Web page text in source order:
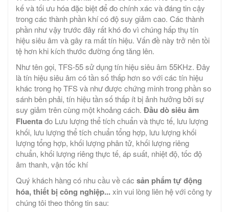
kế và tối ưu hóa đặc biệt để đo chính xác và đáng tin cậy
trong các thành phần khí có độ suy giảm cao. Các thành
phần như vậy trước đây rất khó đo vì chúng hấp thụ tín
hiệu siêu âm và gây ra mất tín hiệu. Vấn đề này trở nên tồi
tệ hơn khi kích thước đường ống tăng lên.
Như tên gọi, TFS-55 sử dụng tín hiệu siêu âm 55KHz. Đây
là tín hiệu siêu âm có tần số thấp hơn so với các tín hiệu
khác trong họ TFS và như được chứng minh trong phần so
sánh bên phải, tín hiệu tần số thấp ít bị ảnh hưởng bởi sự
suy giảm trên cùng một khoảng cách. Đầu dò siêu âm
Fluentađo Lưu lượng thể tích chuẩn và thực tế, lưu lượng
khối, lưu lượng thể tích chuẩn tổng hợp, lưu lượng khối
lượng tổng hợp, khối lượng phân tử, khối lượng riêng
chuẩn, khối lượng riêng thực tế, áp suất, nhiệt độ, tốc độ
âm thanh, vận tốc khí
Quý khách hàng có nhu cầu về các sản phẩm tự động
hóa, thiết bị công nghiệp...xin vui lòng liên hệ với công ty
chúng tôi theo thông tin sau: